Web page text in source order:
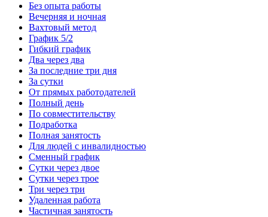
Без опыта работы
Вечерняя и ночная
Вахтовый метод
График 5/2
Гибкий график
Два через два
За последние три дня
За сутки
От прямых работодателей
Полный день
По совместительству
Подработка
Полная занятость
Для людей с инвалидностью
Сменный график
Сутки через двое
Сутки через трое
Три через три
Удаленная работа
Частичная занятость